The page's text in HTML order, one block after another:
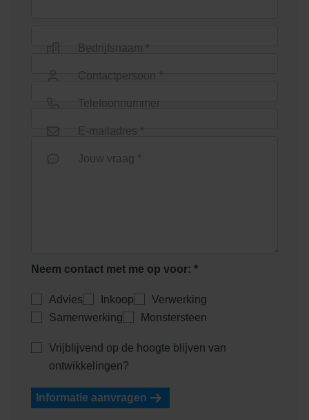
Bedrijfsnaam *
Contactpersoon *
Telefoonnummer
E-mailadres *
Jouw vraag *
Neem contact met me op voor: *
Advies Inkoop
Verwerking
Samenwerking
Monstersteen
Vrijblijvend op de hoogte blijven van
ontwikkelingen?
Informatie aanvragen